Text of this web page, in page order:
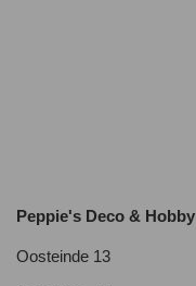
Peppie's Deco & Hobby
Oosteinde 13